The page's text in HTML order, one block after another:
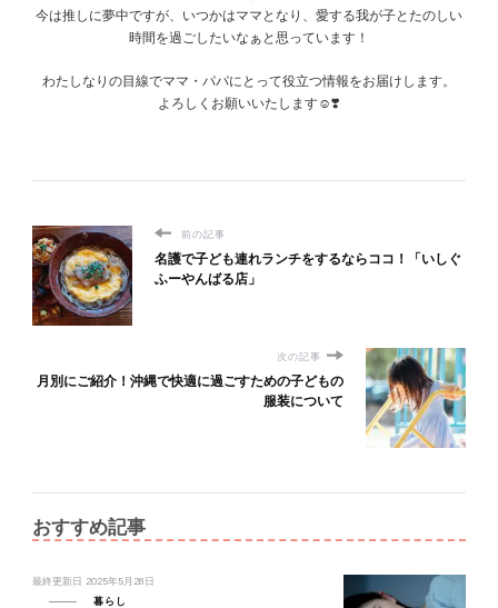
今は推しに夢中ですが、いつかはママとなり、愛する我が子とたのしい
時間を過ごしたいなぁと思っています！
わたしなりの目線でママ・パパにとって役立つ情報をお届けします。
よろしくお願いいたします☺️❣️
前の記事
名護で子ども連れランチをするならココ！「いしぐ
ふーやんばる店」
次の記事
月別にご紹介！沖縄で快適に過ごすための子どもの
服装について
おすすめ記事
最終更新日 2025年5月28日
暮らし